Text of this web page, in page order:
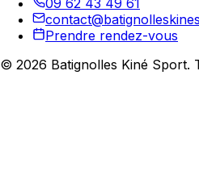
09 62 43 49 61
Prendre rendez-vous
© 2026 Batignolles Kiné Sport.